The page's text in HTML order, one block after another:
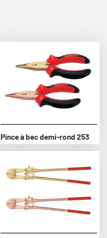
Pince à bec demi-rond 253